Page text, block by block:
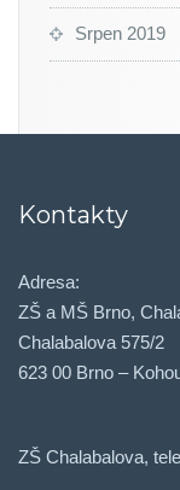
Srpen 2019
Kontakty
Adresa:
ZŠ a MŠ Brno,
Chalabalova 575/2
623 00 Brno –
ZŠ Chalabalova,